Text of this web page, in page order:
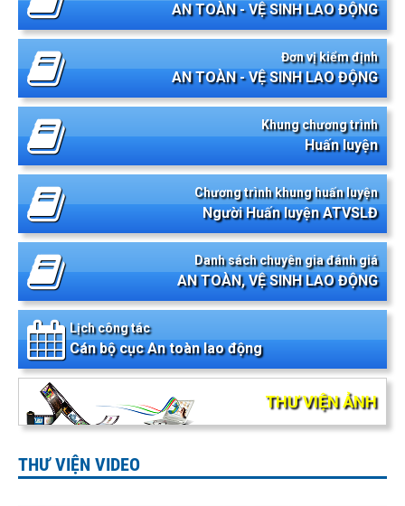
AN TOÀN - VỆ SINH LAO ĐỘNG
Đơn vị kiểm định
AN TOÀN - VỆ SINH LAO ĐỘNG
Khung chương trình
Huấn luyện
Chương trình khung huấn luyện
Người Huấn luyện ATVSLĐ
Danh sách chuyên gia đánh giá
AN TOÀN, VỆ SINH LAO ĐỘNG
Lịch công tác
Cán bộ cục An toàn lao động
THƯ VIỆN ẢNH
THƯ VIỆN VIDEO